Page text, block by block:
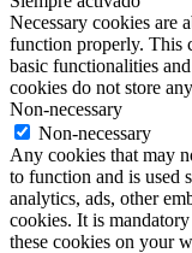
Necessary cookies are
function properly. This
basic functionalities
cookies do not store
Non-necessary
Non-necessary
Any cookies that may
to function and is used
analytics, ads, other
cookies. It is
these cookies on your